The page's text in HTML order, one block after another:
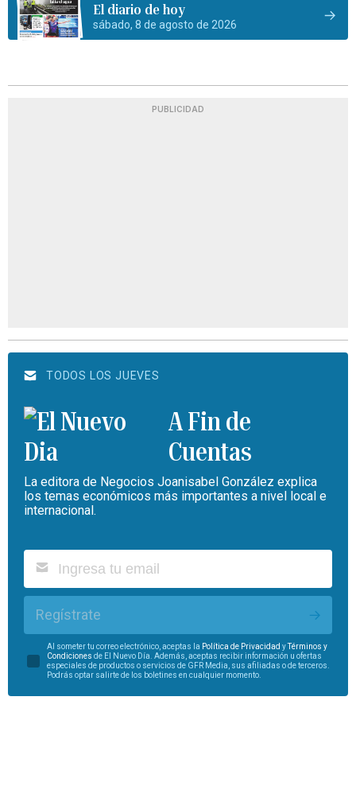
El diario de hoy
sábado, 8 de agosto de 2026
PUBLICIDAD
TODOS LOS JUEVES
A Fin de
Cuentas
La editora de Negocios Joanisabel González explica
los temas económicos más importantes a nivel local e
internacional.
Regístrate
Al someter tu correo electrónico, aceptas la Política de Privacidad yTérminos y
Condiciones de El Nuevo Día. Además, aceptas recibir información u ofertas
especiales de productos o servicios de GFR Media, sus afiliadas o de terceros.
Podrás optar salirte de los boletines en cualquier momento.